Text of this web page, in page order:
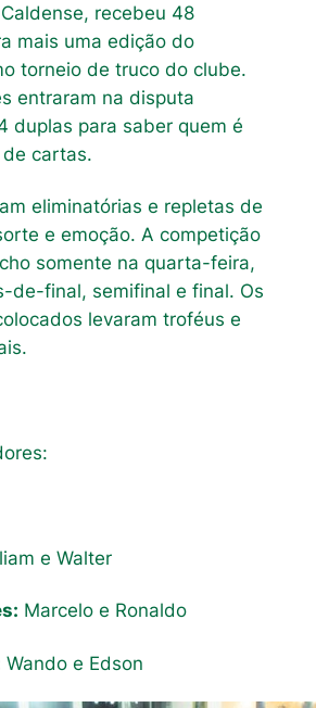
recebeu 48
mais uma edição do
torneio de truco do clube.
entraram na disputa
duplas para saber quem é
cartas.
eliminatórias e repletas de
e emoção. A competição
somente na quarta-feira,
de-final, semifinal e final. Os
levaram troféus e
:
e Walter
Marcelo e Ronaldo
Wando e Edson